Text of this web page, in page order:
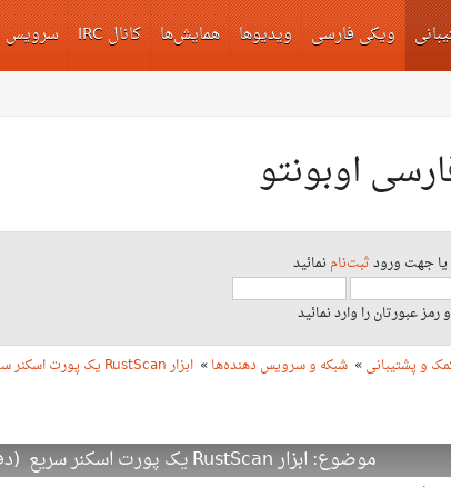
ویکی فارسی ویدیوها همایش‌ها کانال IRC سرویس Pastebin
اوبونتو
یا جهت ورودثبت‌نامنمائید
عبورتان را وارد نمائید
و پشتیبانی» شبکه و سرویس‌ دهنده‌ها» ابزار RustScan یک پورت اسکنر سریع
موضوع: ابزار RustScan یک پورت اسکنر سریع (دفعات بازدید: 1911 بار)